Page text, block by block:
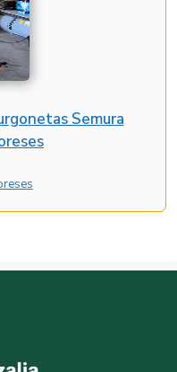
Semura